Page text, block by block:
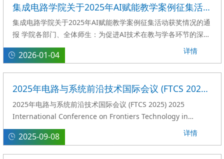
集成电路学院关于2025年AI赋能教学案例征集活动获奖情况的通报
集成电路学院关于2025年AI赋能教学案例征集活动获奖情况的通
报 学院各部门、全体师生：为促进AI技术在教与学各环节的深度
应用，推动教学模式创新与学习效率提升，汇聚集体智慧形成互
学互鉴的良好氛围，学院于2025年11月组织开展了“AI赋能教学
案例征集”活动。活动启动后，全院教师积极响应、踊跃参与，提
交了一批源于教学实践、具有创新价值的优秀案例。经学院组织
专家对征集案例进行严格评审，依据案例的应用创新性、实践实
效性与推广价值等核心指标，...
2026-01-04 详情
2025年电路与系统前沿技术国际会议 (FTCS 2025) 通知
2025年电路与系统前沿技术国际会议 (FTCS 2025) 2025
International Conference on Frontiers Technology in
Circuits and Systems 一、会议简介2025年电路与系统前沿技
术国际会议（FTCS 2025）是由重庆邮电大学与IEEE电路与系统
学会重庆组会(IEEE CAS Chongqing Chapter)联合主办的高水
2025-09-08 详情